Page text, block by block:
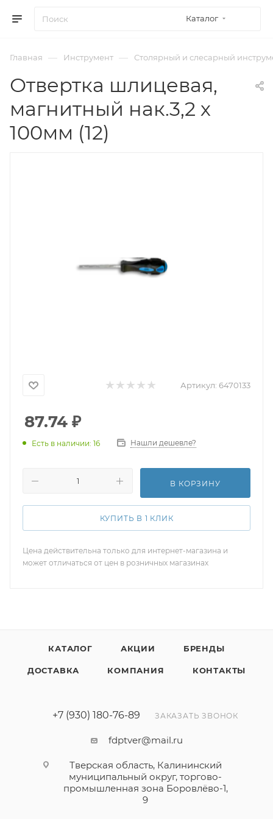
Каталог
Главная — Инструмент — Столярный и слесарный
Отвертка шлицевая,
магнитный нак.3,2 х
100мм (12)
Артикул: 6470133
87.74 ₽
Есть в наличии: 16 Нашли дешевле?
В КОРЗИНУ
КУПИТЬ В 1 КЛИК
Цена действительна только для интернет-магазина и
может отличаться от цен в розничных магазинах
КАТАЛОГ АКЦИИ БРЕНДЫ
ДОСТАВКА КОМПАНИЯ КОНТАКТЫ
+7 (930) 180-76-89 ЗАКАЗАТЬ ЗВОНОК
fdptver@mail.ru
Тверская область, Калининский
муниципальный округ, торгово-
промышленная зона Боровлёво-1,
9